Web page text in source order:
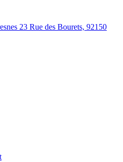
23 Rue des Bourets, 92150